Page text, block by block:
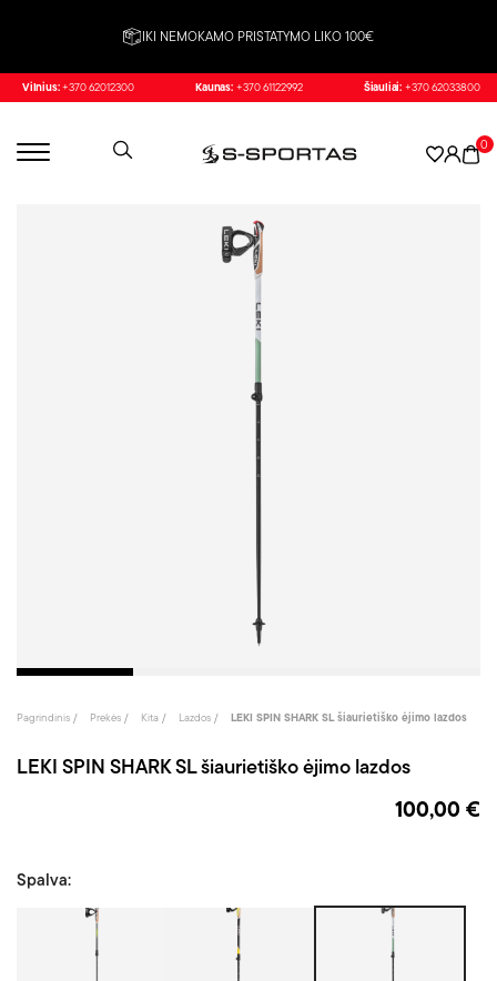
IKI NEMOKAMO PRISTATYMO LIKO 100€
Vilnius: +370 62012300 Kaunas: +370 61122992 Šiauliai: +370 62033800
0
Pagrindinis Prekės Kita Lazdos LEKI SPIN SHARK SL šiaurietiško ėjimo lazdos
LEKI SPIN SHARK SL šiaurietiško ėjimo lazdos
100,00 €
Spalva:
Geltona/Pilka